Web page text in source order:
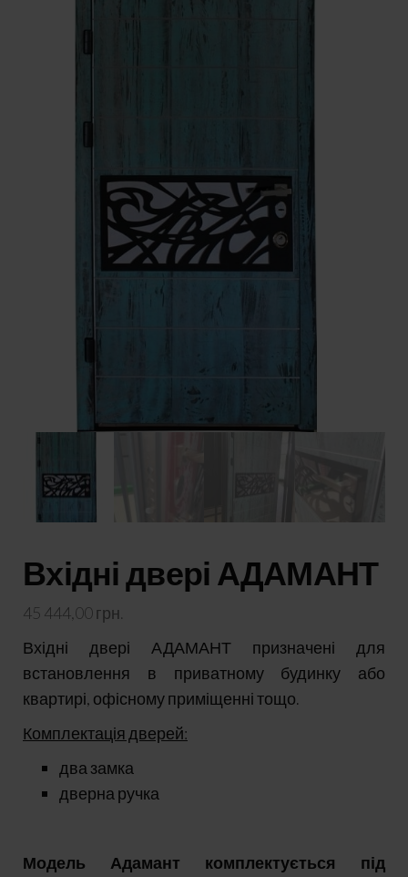
Вхідні двері АДАМАНТ
45 444,00грн.
Вхідні двері АДАМАНТ призначені для
встановлення в приватному будинку або
квартирі, офісному приміщенні тощо.
Комплектація дверей:
два замка
дверна ручка
Модель Адамант комплектується під